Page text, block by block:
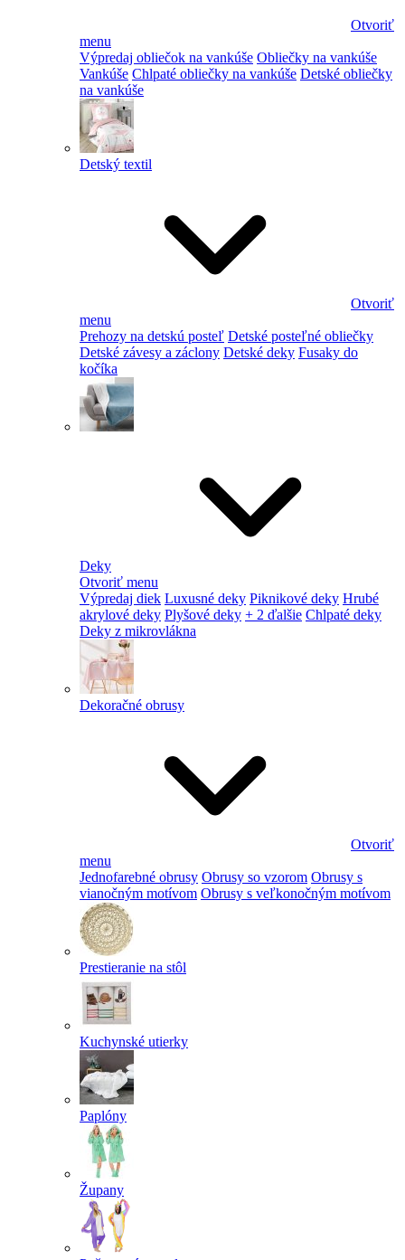
Otvoriť
menu
Výpredaj obliečok na vankúše Obliečky na vankúše
Vankúše Chlpaté obliečky na vankúše Detské obliečky
na vankúše
Detský textil
Otvoriť
menu
Prehozy na detskú posteľ Detské posteľné obliečky
Detské závesy a záclony Detské deky Fusaky do
kočíka
Deky
Otvoriť menu
Výpredaj diek Luxusné deky Piknikové deky Hrubé
akrylové deky Plyšové deky + 2 ďalšie Chlpaté deky
Deky z mikrovlákna
Dekoračné obrusy
Otvoriť
menu
Jednofarebné obrusy Obrusy so vzorom Obrusy s
vianočným motívom Obrusy s veľkonočným motívom
Prestieranie na stôl
Kuchynské utierky
Paplóny
Župany